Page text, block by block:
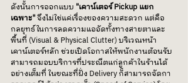
ดังนั้นการออกแบบ "เคาน์เตอร์ Pickup แยก
เฉพาะ" จึงไม่ใช่แค่เรื่องของความสะดวก แต่คือ
กลยุทธ์ในการลดความแออัดทั้งทางสายตาและ
พื้นที่ (Visual & Physical Clutter) บริเวณหน้า
เคาน์เตอร์หลัก ช่วยเปิดโอกาสให้พนักงานต้อนรับ
สามารถมอบบริการที่ประณีตแก่ลูกค้าในร้านได้
อย่างเต็มที่ ในขณะที่ฝั่ง Delivery ก็สามารถจัดกา